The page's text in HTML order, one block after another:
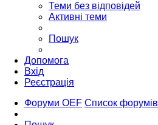
Теми без відповідей
Активні теми
Пошук
Допомога
Вхід
Реєстрація
Форуми OEF Список форумів